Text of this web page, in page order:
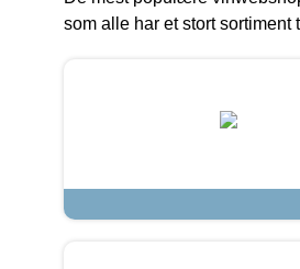
som alle har et stort sortiment